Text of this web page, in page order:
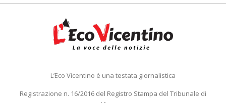
L’Eco Vicentino è una testata giornalistica
Registrazione n. 16/2016 del Registro Stampa del Tribunale di